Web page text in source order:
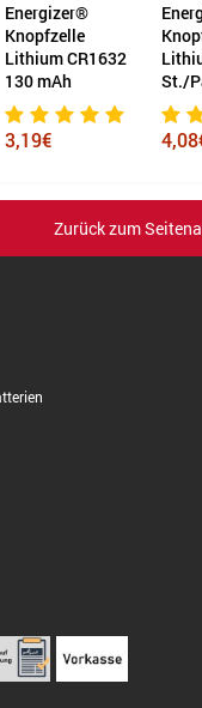
Energizer®
Knopfzelle
Lithium CR1632
130 mAh
3,19€
St./
Zurück zum